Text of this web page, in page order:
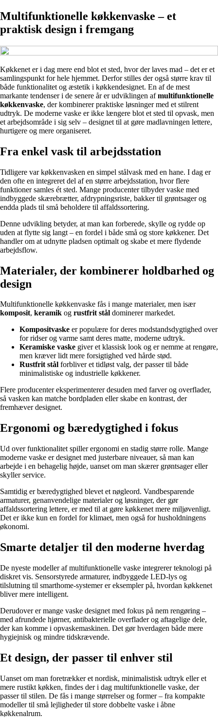
Multifunktionelle køkkenvaske – et
praktisk design i fremgang
Køkkenet er i dag mere end blot et sted, hvor der laves mad – det er et
samlingspunkt for hele hjemmet. Derfor stilles der også større krav til
både funktionalitet og æstetik i køkkendesignet. En af de mest
markante tendenser i de senere år er udviklingen afmultifunktionelle
køkkenvaske, der kombinerer praktiske løsninger med et stilrent
udtryk. De moderne vaske er ikke længere blot et sted til opvask, men
et arbejdsområde i sig selv – designet til at gøre madlavningen lettere,
hurtigere og mere organiseret.
Fra enkel vask til arbejdsstation
Tidligere var køkkenvasken en simpel stålvask med en hane. I dag er
den ofte en integreret del af en større arbejdsstation, hvor flere
funktioner samles ét sted. Mange producenter tilbyder vaske med
indbyggede skærebrætter, afdrypningsriste, bakker til grøntsager og
endda plads til små beholdere til affaldssortering.
Denne udvikling betyder, at man kan forberede, skylle og rydde op
uden at flytte sig langt – en fordel i både små og store køkkener. Det
handler om at udnytte pladsen optimalt og skabe et mere flydende
arbejdsflow.
Materialer, der kombinerer holdbarhed og
design
Multifunktionelle køkkenvaske fås i mange materialer, men især
komposit, keramik og rustfrit stål dominerer markedet.
Kompositvaske er populære for deres modstandsdygtighed over
for ridser og varme samt deres matte, moderne udtryk.
Keramiske vaske giver et klassisk look og er nemme at rengøre,
men kræver lidt mere forsigtighed ved hårde stød.
Rustfrit stål forbliver et tidløst valg, der passer til både
minimalistiske og industrielle køkkener.
Flere producenter eksperimenterer desuden med farver og overflader,
så vasken kan matche bordpladen eller skabe en kontrast, der
fremhæver designet.
Ergonomi og bæredygtighed i fokus
Ud over funktionalitet spiller ergonomi en stadig større rolle. Mange
moderne vaske er designet med justerbare niveauer, så man kan
arbejde i en behagelig højde, uanset om man skærer grøntsager eller
skyller service.
Samtidig er bæredygtighed blevet et nøgleord. Vandbesparende
armaturer, genanvendelige materialer og løsninger, der gør
affaldssortering lettere, er med til at gøre køkkenet mere miljøvenligt.
Det er ikke kun en fordel for klimaet, men også for husholdningens
økonomi.
Smarte detaljer til den moderne hverdag
De nyeste modeller af multifunktionelle vaske integrerer teknologi på
diskret vis. Sensorstyrede armaturer, indbyggede LED-lys og
tilslutning til smarthome-systemer er eksempler på, hvordan køkkenet
bliver mere intelligent.
Derudover er mange vaske designet med fokus på nem rengøring –
med afrundede hjørner, antibakterielle overflader og aftagelige dele,
der kan komme i opvaskemaskinen. Det gør hverdagen både mere
hygiejnisk og mindre tidskrævende.
Et design, der passer til enhver stil
Uanset om man foretrækker et nordisk, minimalistisk udtryk eller et
mere rustikt køkken, findes der i dag multifunktionelle vaske, der
passer til stilen. De fås i mange størrelser og former – fra kompakte
modeller til små lejligheder til store dobbelte vaske i åbne
køkkenalrum.